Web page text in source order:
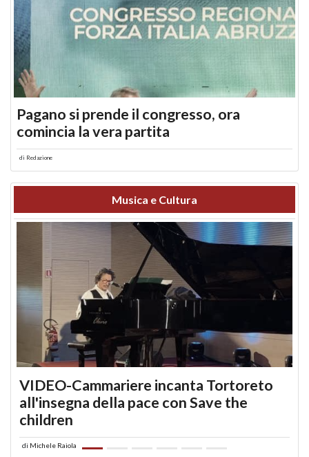
Pagano si prende il congresso, ora
comincia la vera partita
di Redazione
Musica e Cultura
VIDEO-Cammariere incanta Tortoreto
all'insegna della pace con Save the
children
di Michele Raiola